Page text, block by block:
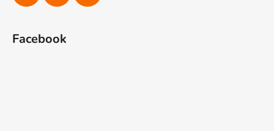
Facebook